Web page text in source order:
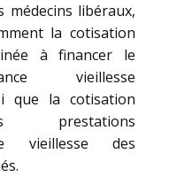
médecins libéraux,
la cotisation
à financer le
vieillesse
que la cotisation
prestations
vieillesse des